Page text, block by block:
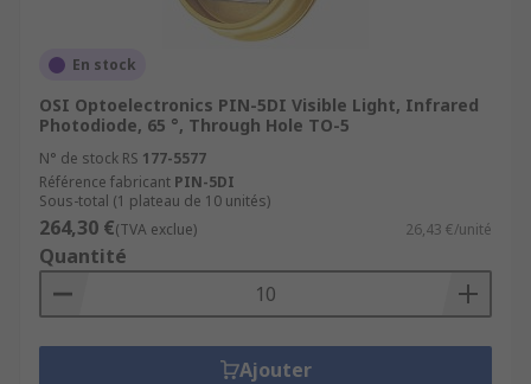
En stock
OSI Optoelectronics PIN-5DI Visible Light, Infrared
Photodiode, 65 °, Through Hole TO-5
N° de stock RS 177-5577
Référence fabricant PIN-5DI
Sous-total (1 plateau de 10 unités)
264,30 €(TVA exclue) 26,43 €/unité
Quantité
Ajouter